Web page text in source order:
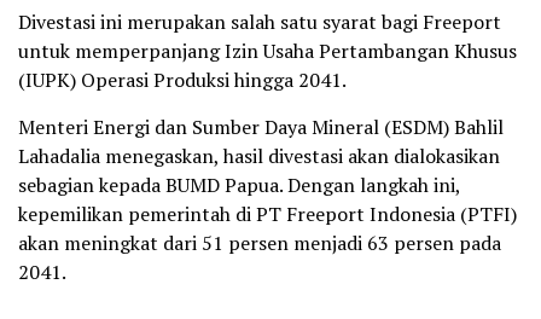
Divestasi ini merupakan salah satu syarat bagi Freeport
untuk memperpanjang Izin Usaha Pertambangan Khusus
(IUPK) Operasi Produksi hingga 2041.
Menteri Energi dan Sumber Daya Mineral (ESDM) Bahlil
Lahadalia menegaskan, hasil divestasi akan dialokasikan
sebagian kepada BUMD Papua. Dengan langkah ini,
kepemilikan pemerintah di PT Freeport Indonesia (PTFI)
akan meningkat dari 51 persen menjadi 63 persen pada
2041.